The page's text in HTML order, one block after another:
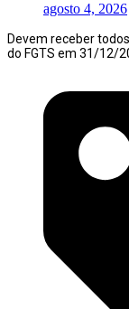
agosto 4, 2026
Devem receber
do FGTS em 31/12/